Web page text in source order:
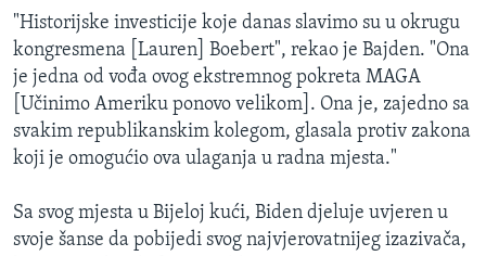
"Historijske investicije koje danas slavimo su u okrugu
kongresmena [Lauren] Boebert", rekao je Bajden. "Ona
je jedna od vođa ovog ekstremnog pokreta MAGA
[Učinimo Ameriku ponovo velikom]. Ona je, zajedno sa
svakim republikanskim kolegom, glasala protiv zakona
koji je omogućio ova ulaganja u radna mjesta."
Sa svog mjesta u Bijeloj kući, Biden djeluje uvjeren u
svoje šanse da pobijedi svog najvjerovatnijeg izazivača,